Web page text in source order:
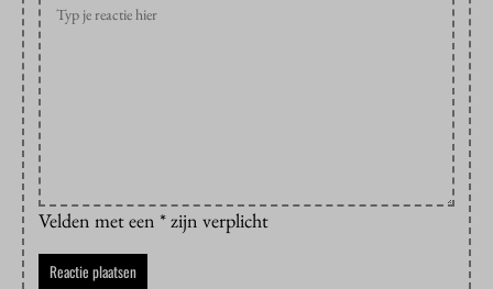
Velden met een * zijn verplicht